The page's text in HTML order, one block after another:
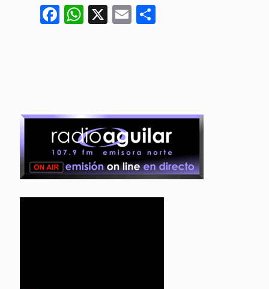
Facebook
WhatsApp
X Email